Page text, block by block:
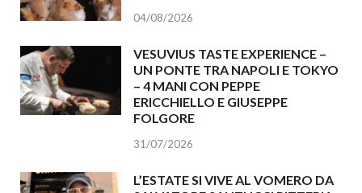
04/08/2026
VESUVIUS TASTE EXPERIENCE –
UN PONTE TRA NAPOLI E TOKYO
– 4 MANI CON PEPPE
ERICCHIELLO E GIUSEPPE
FOLGORE
31/07/2026
L’ESTATE SI VIVE AL VOMERO DA